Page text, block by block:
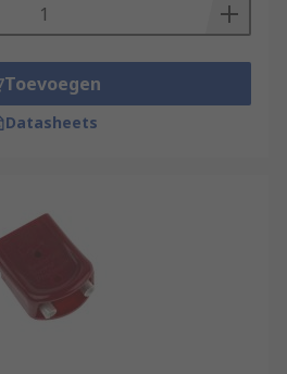
Toevoegen
Datasheets